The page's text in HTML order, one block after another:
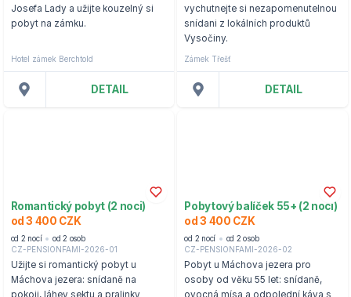
Josefa Lady a užijte kouzelný si
pobyt na zámku.
Hotel zámek Berchtold
DETAIL
vychutnejte si nezapomenutelnou
snídani z lokálních produktů
Vysočiny.
Zámek Třešť
DETAIL
Romantický pobyt (2 noci)
od 3 400 CZK
od 2 nocí
od 2 osob
CZ-PENSIONFAMI-2026-01
Užijte si romantický pobyt u
Máchova jezera: snídaně na
Pobytový balíček 55+ (2 noci)
od 3 400 CZK
od 2 nocí
od 2 osob
CZ-PENSIONFAMI-2026-02
Pobyt u Máchova jezera pro
osoby od věku 55 let: snídaně,